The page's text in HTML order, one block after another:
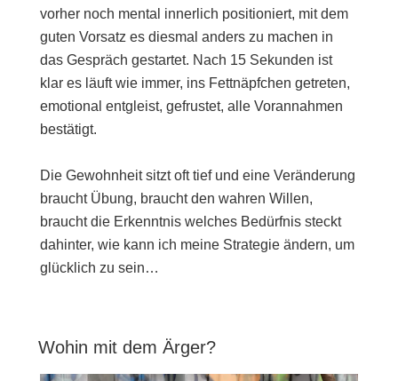
vorher noch mental innerlich positioniert, mit dem
guten Vorsatz es diesmal anders zu machen in
das Gespräch gestartet. Nach 15 Sekunden ist
klar es läuft wie immer, ins Fettnäpfchen getreten,
emotional entgleist, gefrustet, alle Vorannahmen
bestätigt.
Die Gewohnheit sitzt oft tief und eine Veränderung
braucht Übung, braucht den wahren Willen,
braucht die Erkenntnis welches Bedürfnis steckt
dahinter, wie kann ich meine Strategie ändern, um
glücklich zu sein…
Wohin mit dem Ärger?